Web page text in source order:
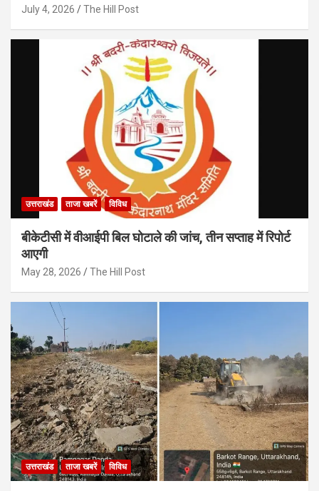
July 4, 2026 The Hill Post
उत्तराखंड ताजा खबरें विविध
बीकेटीसी में वीआईपी बिल घोटाले की जांच, तीन सप्ताह में रिपोर्ट
आएगी
May 28, 2026 The Hill Post
उत्तराखंड ताजा खबरें विविध